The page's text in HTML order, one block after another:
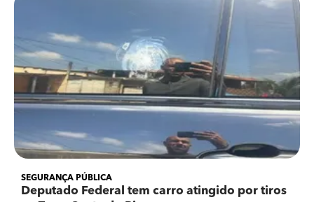
SEGURANÇA PÚBLICA
Deputado Federal tem carro atingido por tiros